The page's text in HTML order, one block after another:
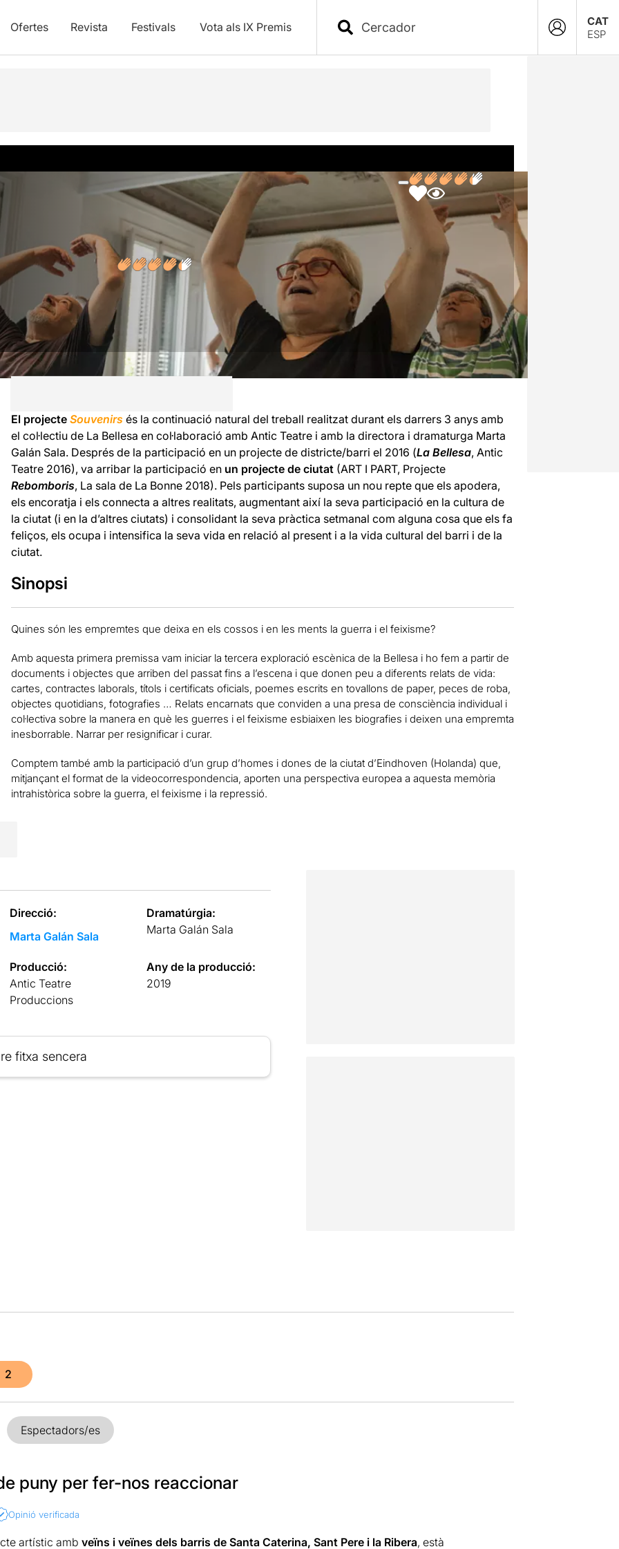
Ofertes Revista Festivals Vota als IX Premis
CAT
ESP
Opinions
El projecte Souvenirs és la continuació natural del treball realitzat durant els darrers 3 anys amb
el col·lectiu de La Bellesa en col·laboració amb Antic Teatre i amb la directora i dramaturga Marta
Galán Sala. Després de la participació en un projecte de districte/barri el 2016 (La Bellesa, Antic
Teatre 2016), va arribar la participació en un projecte de ciutat(ART I PART, Projecte
Rebomboris, La sala de La Bonne 2018). Pels participants suposa un nou repte que els apodera,
els encoratja i els connecta a altres realitats, augmentant així la seva participació en la cultura de
la ciutat (i en la d’altres ciutats) i consolidant la seva pràctica setmanal com alguna cosa que els fa
feliços, els ocupa i intensifica la seva vida en relació al present i a la vida cultural del barri i de la
ciutat.
Sinopsi
Quines són les empremtes que deixa en els cossos i en les ments la guerra i el feixisme?
Amb aquesta primera premissa vam iniciar la tercera exploració escènica de la Bellesa i ho fem a partir de
documents i objectes que arriben del passat fins a l’escena i que donen peu a diferents relats de vida:
cartes, contractes laborals, títols i certificats oficials, poemes escrits en tovallons de paper, peces de roba,
objectes quotidians, fotografies … Relats encarnats que conviden a una presa de consciència individual i
col·lectiva sobre la manera en què les guerres i el feixisme esbiaixen les biografies i deixen una empremta
inesborrable. Narrar per resignificar i curar.
Comptem també amb la participació d’un grup d’homes i dones de la ciutat d’Eindhoven (Holanda) que,
mitjançant el format de la videocorrespondencia, aporten una perspectiva europea a aquesta memòria
intrahistòrica sobre la guerra, el feixisme i la repressió.
Direcció:
Marta Galán Sala
Dramatúrgia:
Marta Galán Sala
Producció:
Antic Teatre
Produccions
Any de la producció:
2019
fitxa sencera
2
Espectadors/es
puny per fer-nos reaccionar
Opinió verificada
artístic amb veïns i veïnes dels barris de Santa Caterina, Sant Pere i la Ribera, està